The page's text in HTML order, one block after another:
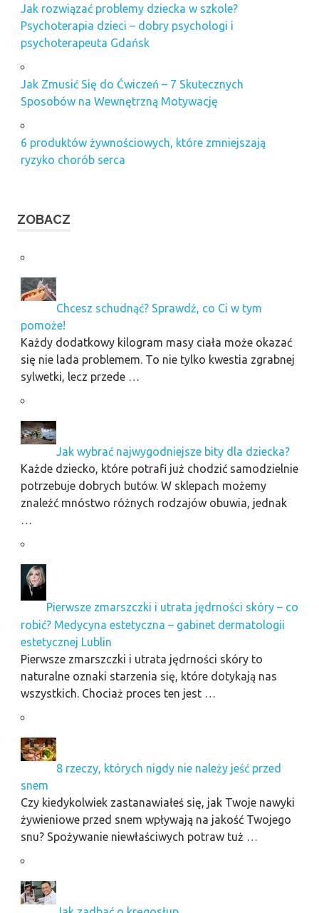
Jak rozwiązać problemy dziecka w szkole?
Psychoterapia dzieci – dobry psychologi i
psychoterapeuta Gdańsk
Jak Zmusić Się do Ćwiczeń – 7 Skutecznych
Sposobów na Wewnętrzną Motywację
6 produktów żywnościowych, które zmniejszają
ryzyko chorób serca
ZOBACZ
Chcesz schudnąć? Sprawdź, co Ci w tym
pomoże!
Każdy dodatkowy kilogram masy ciała może okazać
się nie lada problemem. To nie tylko kwestia zgrabnej
sylwetki, lecz przede …
Jak wybrać najwygodniejsze bity dla dziecka?
Każde dziecko, które potrafi już chodzić samodzielnie
potrzebuje dobrych butów. W sklepach możemy
znaleźć mnóstwo różnych rodzajów obuwia, jednak
…
Pierwsze zmarszczki i utrata jędrności skóry – co
robić? Medycyna estetyczna – gabinet dermatologii
estetycznej Lublin
Pierwsze zmarszczki i utrata jędrności skóry to
naturalne oznaki starzenia się, które dotykają nas
wszystkich. Chociaż proces ten jest …
8 rzeczy, których nigdy nie należy jeść przed
snem
Czy kiedykolwiek zastanawiałeś się, jak Twoje nawyki
żywieniowe przed snem wpływają na jakość Twojego
snu? Spożywanie niewłaściwych potraw tuż …